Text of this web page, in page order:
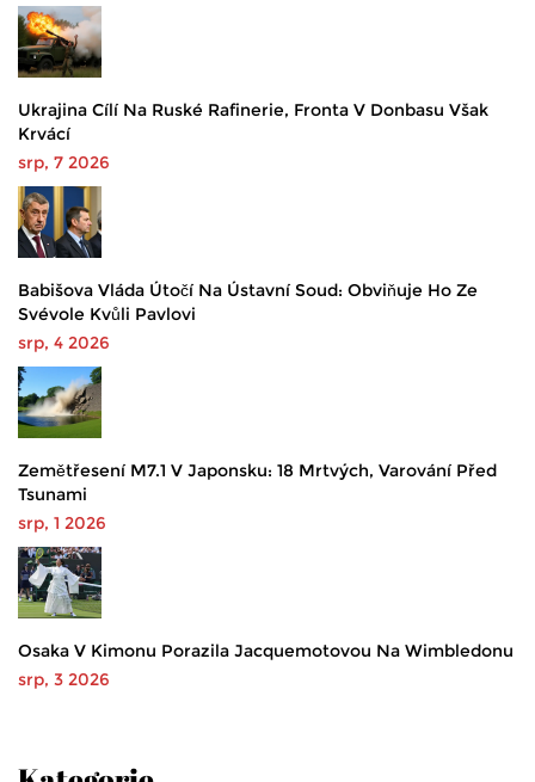
Ukrajina Cílí Na Ruské Rafinerie, Fronta V Donbasu Však
Krvácí
srp, 7 2026
Babišova Vláda Útočí Na Ústavní Soud: Obviňuje Ho Ze
Svévole Kvůli Pavlovi
srp, 4 2026
Zemětřesení M7.1 V Japonsku: 18 Mrtvých, Varování Před
Tsunami
srp, 1 2026
Osaka V Kimonu Porazila Jacquemotovou Na Wimbledonu
srp, 3 2026